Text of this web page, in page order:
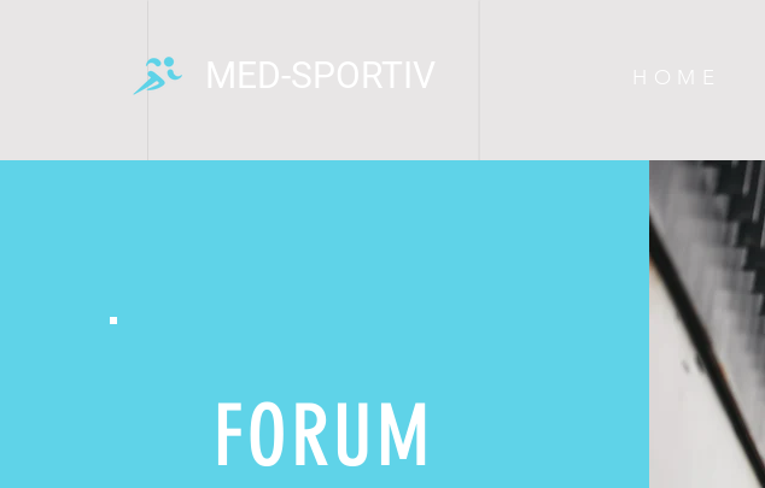
MED-SPORTIV H O M E
FORUM